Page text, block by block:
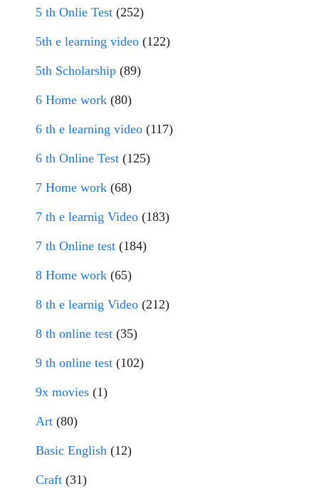
5 th Onlie Test (252)
5th e learning video (122)
5th Scholarship (89)
6 Home work (80)
6 th e learning video (117)
6 th Online Test (125)
7 Home work (68)
7 th e learnig Video (183)
7 th Online test (184)
8 Home work (65)
8 th e learnig Video (212)
8 th online test (35)
9 th online test (102)
9x movies (1)
Art (80)
Basic English (12)
Craft (31)